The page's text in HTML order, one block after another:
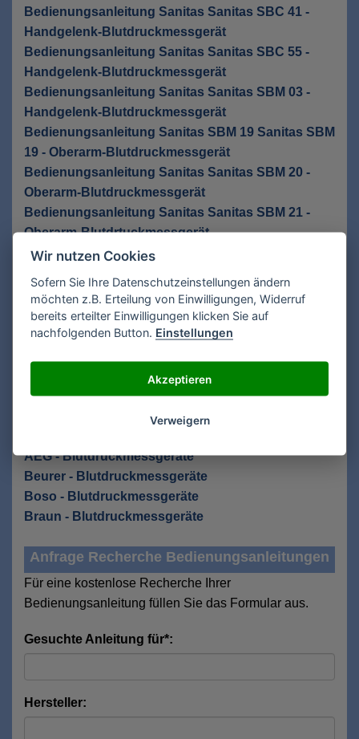
Bedienungsanleitung Sanitas Sanitas SBC 41 -
Handgelenk-Blutdruckmessgerät
Bedienungsanleitung Sanitas Sanitas SBC 55 -
Handgelenk-Blutdruckmessgerät
Bedienungsanleitung Sanitas Sanitas SBM 03 -
Handgelenk-Blutdruckmessgerät
Bedienungsanleitung Sanitas SBM 19 Sanitas SBM
19 - Oberarm-Blutdruckmessgerät
Bedienungsanleitung Sanitas Sanitas SBM 20 -
Oberarm-Blutdruckmessgerät
Bedienungsanleitung Sanitas Sanitas SBM 21 -
Oberarm-Blutdrtuckmessgerät
Bedienungsanleitung Sanitas Sanitas SBM 29 -
Bedienungsanleitung Sanitas SBM 30 Sanitas SBM
30 - Oberarm-Blutdruckmessgerät
Bedienungsanleitung Sanitas SBM 30 Sanitas SBM
Zurück zu Blutdruckmessgeräte
Bedienungsanleitungen aus den Kategorien:
AEG - Blutdruckmessgeräte
Beurer - Blutdruckmessgeräte
Boso - Blutdruckmessgeräte
Braun - Blutdruckmessgeräte
Anfrage Recherche Bedienungsanleitungen
Für eine kostenlose Recherche Ihrer
Bedienungsanleitung füllen Sie das Formular aus.
Gesuchte Anleitung für*:
Hersteller:
Wir nutzen Cookies
Sofern Sie Ihre Datenschutzeinstellungen ändern
möchten z.B. Erteilung von Einwilligungen, Widerruf
bereits erteilter Einwilligungen klicken Sie auf
nachfolgenden Button. Einstellungen
Akzeptieren
Verweigern